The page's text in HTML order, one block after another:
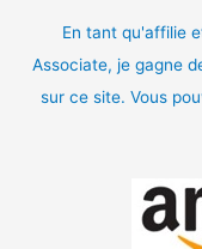
En tant qu'affilie
Associate, je gagne
sur ce site. Vous